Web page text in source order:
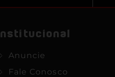
Institucional
Anuncie
Fale Conosco